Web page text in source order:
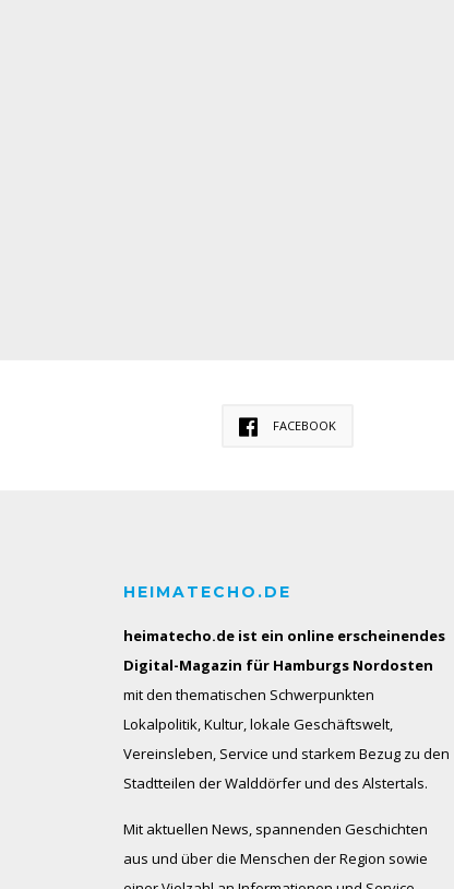
FACEBOOK
HEIMATECHO.DE
heimatecho.de ist ein online erscheinendes
Digital-Magazin für Hamburgs Nordosten
mit den thematischen Schwerpunkten
Lokalpolitik, Kultur, lokale Geschäftswelt,
Vereinsleben, Service und starkem Bezug zu den
Stadtteilen der Walddörfer und des Alstertals.
Mit aktuellen News, spannenden Geschichten
aus und über die Menschen der Region sowie